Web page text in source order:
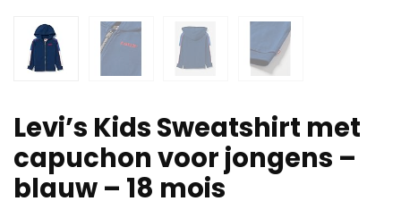
Levi’s Kids Sweatshirt met
capuchon voor jongens –
blauw – 18 mois